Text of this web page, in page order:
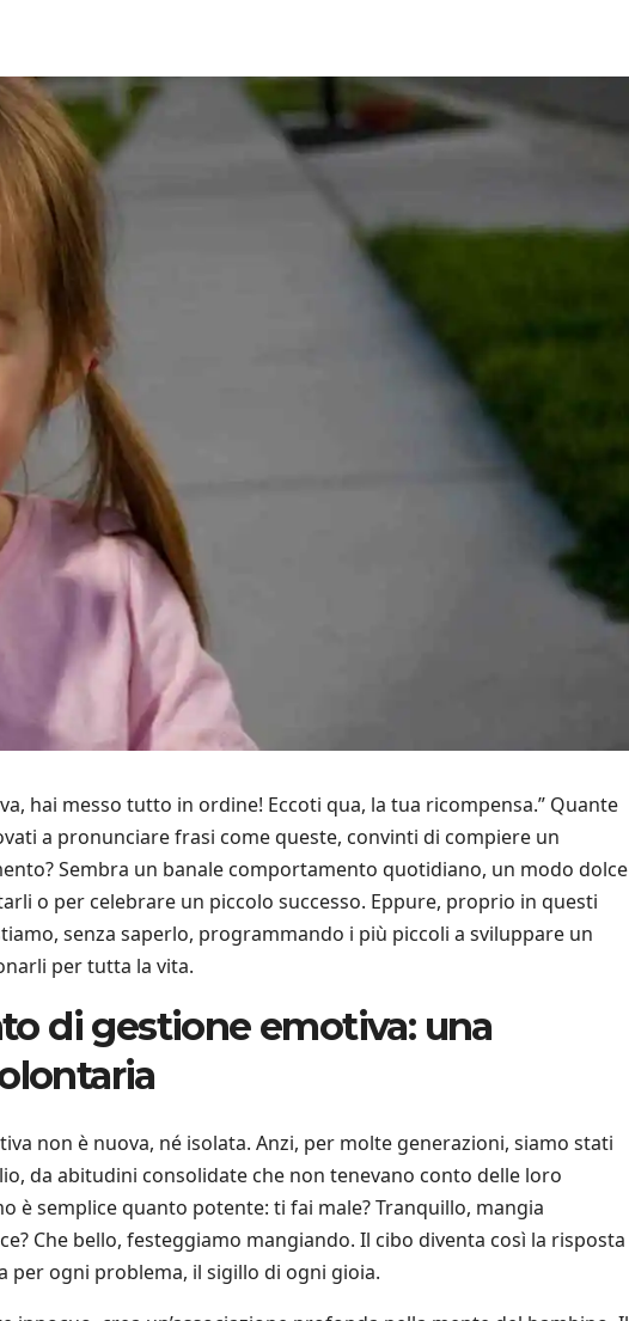
hai messo tutto in ordine! Eccoti qua, la tua ricompensa.” Quante
a pronunciare frasi come queste, convinti di compiere un
Sembra un banale comportamento quotidiano, un modo dolce
o per celebrare un piccolo successo. Eppure, proprio in questi
senza saperlo, programmando i più piccoli a sviluppare un
per tutta la vita.
di gestione emotiva: una
non è nuova, né isolata. Anzi, per molte generazioni, siamo stati
da abitudini consolidate che non tenevano conto delle loro
è semplice quanto potente: ti fai male? Tranquillo, mangia
Che bello, festeggiamo mangiando. Il cibo diventa così la risposta
per ogni problema, il sigillo di ogni gioia.